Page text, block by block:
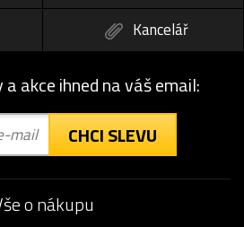
Kancelář
akce ihned na váš email:
CHCI SLEVU
o nákupu